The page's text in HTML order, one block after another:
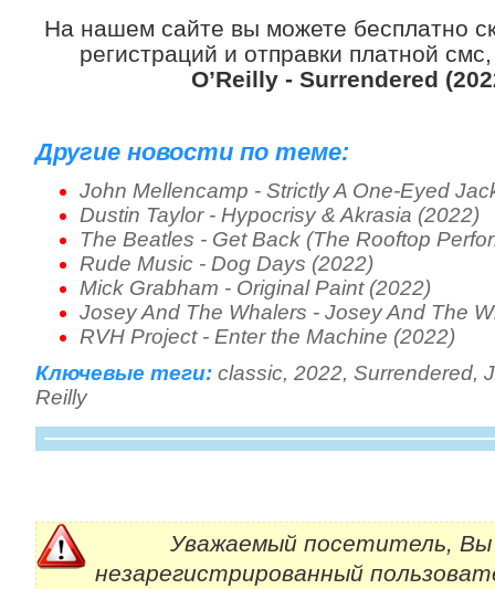
На нашем сайте вы можете бесплатно
регистраций и отправки платной
O’Reilly - Surrendered
Другие новости по теме:
John Mellencamp - Strictly A One-Eyed
Dustin Taylor - Hypocrisy & Akrasia (2022)
The Beatles - Get Back (The Rooftop
Rude Music - Dog Days (2022)
Mick Grabham - Original Paint (2022)
Josey And The Whalers - Josey And The
RVH Project - Enter the Machine (2022)
Ключевые теги: classic, 2022, Surrendered,
Reilly
Уважаемый посетитель, Вы
незарегистрированный